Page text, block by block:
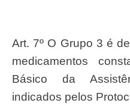
Art. 7º O Grupo 3 é definido de acordo com os
medicamentos
Básico da
indicados pelos